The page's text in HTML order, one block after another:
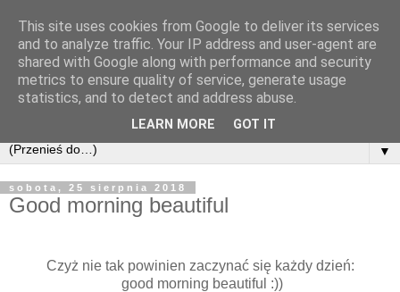
▼
sobota, 25 sierpnia 2018
Good morning beautiful
Czyż nie tak powinien zaczynać się każdy dzień:
good morning beautiful :))
This site uses cookies from Google to deliver its services
and to analyze traffic. Your IP address and user-agent are
shared with Google along with performance and security
metrics to ensure quality of service, generate usage
statistics, and to detect and address abuse.
LEARN MORE GOT IT